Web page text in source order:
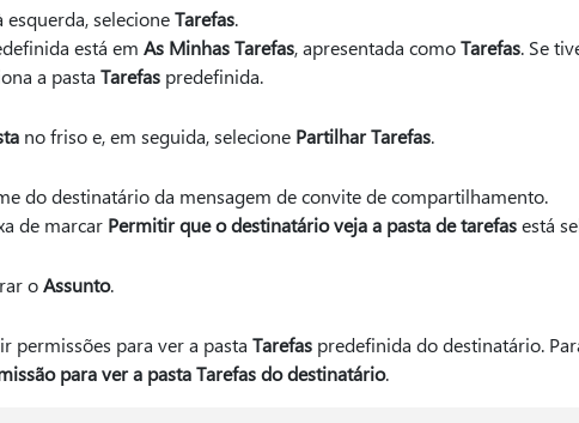
esquerda, selecioneTarefas.
está em As Minhas Tarefas, apresentada comoTarefas. Se
a pasta Tarefaspredefinida.
no friso e, em seguida, selecione Partilhar Tarefas.
do destinatário da mensagem de convite de compartilhamento.
de marcar Permitir que o destinatário veja a pasta de tarefasestá
oAssunto.
permissões para ver a pasta Tarefaspredefinida do destinatário.
para ver a pasta Tarefas do destinatário.